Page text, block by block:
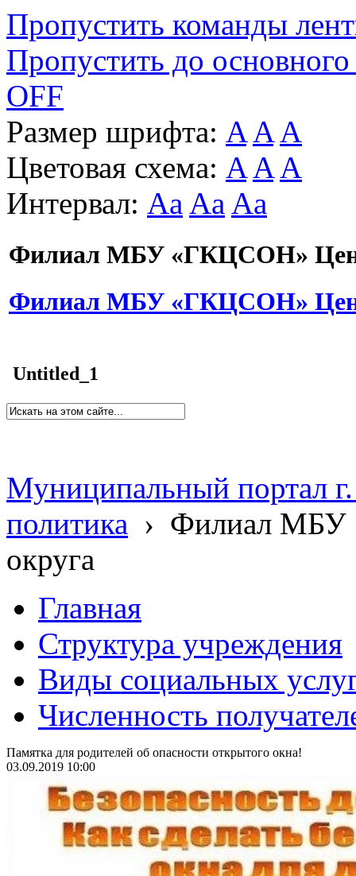
Пропустить команды
Пропустить до основного
OFF
Размер шрифта: A A A
Цветовая схема: A A A
Интервал: Aa Aa Aa
Филиал МБУ «ГКЦСОН»
Филиал МБУ «ГКЦСОН»
Untitled_1
Муниципальный портал
политика › Филиал МБУ
округа
Главная
Структура учреждения
Виды социальных
Численность
Памятка для родителей об опасности открытого окна!
03.09.2019 10:00